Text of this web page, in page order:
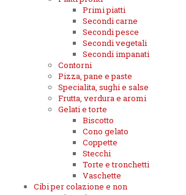
Primi piatti
Secondi carne
Secondi pesce
Secondi vegetali
Secondi impanati
Contorni
Pizza, pane e paste
Specialita, sughi e salse
Frutta, verdura e aromi
Gelati e torte
Biscotto
Cono gelato
Coppette
Stecchi
Torte e tronchetti
Vaschette
Cibi per colazione e non